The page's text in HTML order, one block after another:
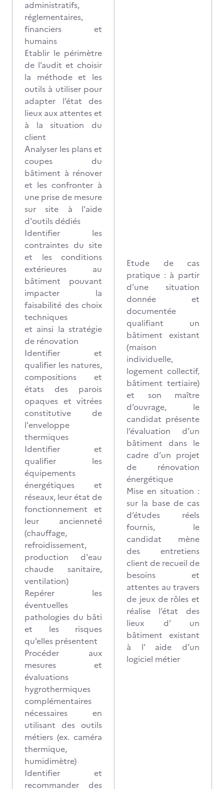
administratifs,
réglementaires,
financiers et
humains
Etablir le périmètre
de l’audit et choisir
la méthode et les
outils à utiliser pour
adapter l’état des
lieux aux attentes et
à la situation du
client
Analyser les plans et
coupes du
bâtiment à rénover
et les confronter à
une prise de mesure
sur site à l'aide
d'outils dédiés
Identifier les
contraintes du site
et les conditions
extérieures au
bâtiment pouvant
impacter la
faisabilité des choix
techniques
et ainsi la stratégie
de rénovation
Identifier et
qualifier les natures,
compositions et
états des parois
opaques et vitrées
constitutive de
l'enveloppe
thermiques
Identifier et
qualifier les
équipements
énergétiques et
réseaux, leur état de
fonctionnement et
leur ancienneté
(chauffage,
refroidissement,
production d'eau
chaude sanitaire,
ventilation)
Repérer les
éventuelles
pathologies du bâti
et les risques
qu’elles présentent
Procéder aux
mesures et
évaluations
hygrothermiques
complémentaires
nécessaires en
utilisant des outils
métiers (ex. caméra
thermique,
humidimètre)
Identifier et
recommander des
Etude de cas
pratique : à partir
d’une situation
donnée et
documentée
qualifiant un
bâtiment existant
(maison
individuelle,
logement collectif,
bâtiment tertiaire)
et son maître
d’ouvrage, le
candidat présente
l’évaluation d’un
bâtiment dans le
cadre d’un projet
de rénovation
énergétique
Mise en situation :
sur la base de cas
d’études réels
fournis, le
candidat mène
des entretiens
client de recueil de
besoins et
attentes au travers
de jeux de rôles et
réalise l’état des
lieux d’ un
bâtiment existant
à l’ aide d’un
logiciel métier